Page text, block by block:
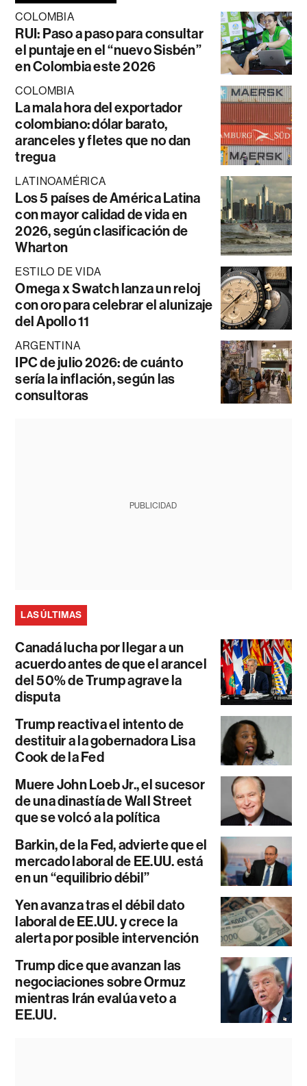
COLOMBIA
RUI: Paso a paso para consultar
el puntaje en el “nuevo Sisbén”
en Colombia este 2026
COLOMBIA
La mala hora del exportador
colombiano: dólar barato,
aranceles y fletes que no dan
tregua
LATINOAMÉRICA
Los 5 países de América Latina
con mayor calidad de vida en
2026, según clasificación de
Wharton
ESTILO DE VIDA
Omega x Swatch lanza un reloj
con oro para celebrar el alunizaje
del Apollo 11
ARGENTINA
IPC de julio 2026: de cuánto
sería la inflación, según las
consultoras
PUBLICIDAD
LAS ÚLTIMAS
Canadá lucha por llegar a un
acuerdo antes de que el arancel
del 50% de Trump agrave la
disputa
Trump reactiva el intento de
destituir a la gobernadora Lisa
Cook de la Fed
Muere John Loeb Jr., el sucesor
de una dinastía de Wall Street
que se volcó a la política
Barkin, de la Fed, advierte que el
mercado laboral de EE.UU. está
en un “equilibrio débil”
Yen avanza tras el débil dato
laboral de EE.UU. y crece la
alerta por posible intervención
Trump dice que avanzan las
negociaciones sobre Ormuz
mientras Irán evalúa veto a
EE.UU.